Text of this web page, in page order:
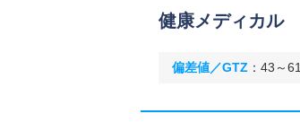
健康メディカル
偏差値／GTZ ： 43～